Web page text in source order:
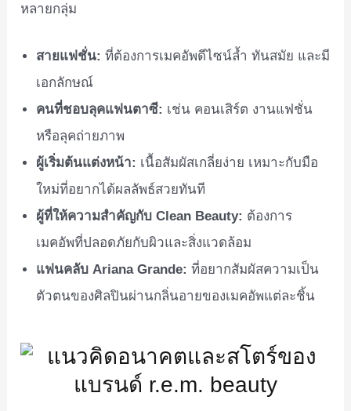
หลายกลุ่ม
สายแฟชั่น: ที่ต้องการเมคอัพดีไซน์ล้ำ ทันสมัย และมี
เอกลักษณ์
คนที่ชอบลุคแฟนตาซี: เช่น คอนเสิร์ต งานแฟชั่น
หรือลุคถ่ายภาพ
ผู้เริ่มต้นแต่งหน้า: เนื้อสัมผัสเกลี่ยง่าย เหมาะกับมือ
ใหม่ที่อยากได้ผลลัพธ์สวยทันที
ผู้ที่ให้ความสำคัญกับ Clean Beauty: ต้องการ
เมคอัพที่ปลอดภัยกับผิวและสิ่งแวดล้อม
แฟนคลับ Ariana Grande: ที่อยากสัมผัสความเป็น
ตัวตนของศิลปินผ่านกลิ่นอายของเมคอัพแต่ละชิ้น